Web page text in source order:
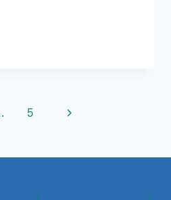
5
Page